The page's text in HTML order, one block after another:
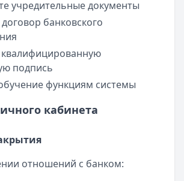
учредительные документы
банковского
подпись
функциям системы
кабинета
отношений с банком: